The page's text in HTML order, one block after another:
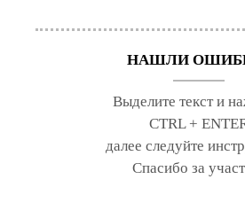
НАШЛИ
Выделите текст и
CTRL +
далее следуйте
Спасибо за